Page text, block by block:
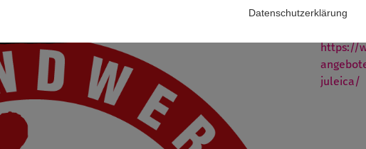
Datenschutzerklärung
https://
juleica/